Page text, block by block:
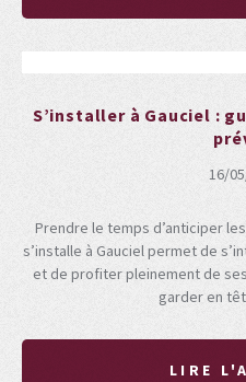
S’installer à Gauciel :
16/
Prendre le temps d’anticiper
s’installe à Gauciel permet de
et de profiter pleinement de
garder en
LIRE